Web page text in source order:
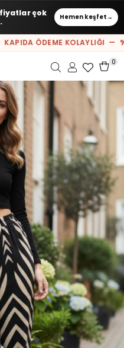
çok
Hemen keşfet →
ÖDEME KOLAYLIĞI —
0